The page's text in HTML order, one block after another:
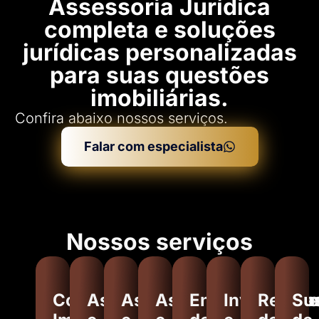
Assessoria Jurídica
completa e soluções
jurídicas personalizadas
para suas questões
imobiliárias.
Confira abaixo nossos serviços.
Falar com especialista
Nossos serviços
Contratos
Assessoria
Assessoria
AssessoriaInventários